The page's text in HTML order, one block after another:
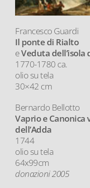
Francesco Guardi
Il ponte di Rialto
eVeduta dell’isola
1770-1780 ca.
olio su tela
30×42 cm
Bernardo Bellotto
Vaprio e Canonica
dell’Adda
1744
olio su tela
64x99cm
donazioni 2005